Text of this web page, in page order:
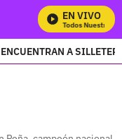
EN VIVO
Mira Todos Nuestros
ENCUENTRAN A